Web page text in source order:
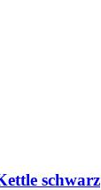
schwarz